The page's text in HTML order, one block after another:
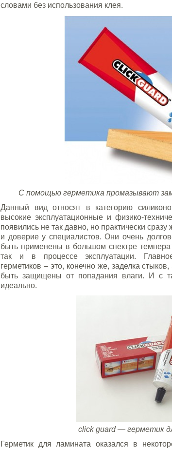
словами без использования клея.
С помощью герметика промазывают
Данный вид относят в категорию
высокие эксплуатационные и физико-
появились не так давно, но практически
и доверие у специалистов. Они очень
быть применены в большом спектре
так и в процессе эксплуатации.
герметиков – это, конечно же, заделка
быть защищены от попадания влаги. И с
идеально.
click guard — герметик
Герметик для ламината оказался в